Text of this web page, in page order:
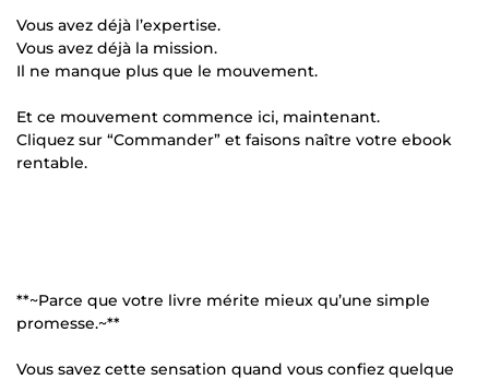
Vous avez déjà l’expertise.
Vous avez déjà la mission.
Il ne manque plus que le mouvement.
Et ce mouvement commence ici, maintenant.
Cliquez sur “Commander” et faisons naître votre ebook
rentable.
**~Parce que votre livre mérite mieux qu’une simple
promesse.~**
Vous savez cette sensation quand vous confiez quelque